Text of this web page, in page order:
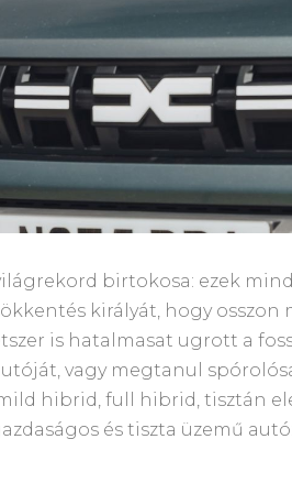
birtokosa: ezek
királyát, hogy
is hatalmasat ugrott a
vagy megtanul
hibrid, full hibrid, tisztán
és tiszta üzemű